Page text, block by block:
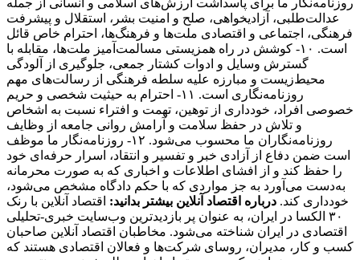
روزنامه‌نگار ما برای پاسداشت ارزش‌های اسلامی و انسانی از جمله
عدالت‌طلبی، آزادیخواهی، صلح و امنیت بشر، استقلال و پیشرفت
فرهنگی، اجتماعی و اقتصادی ملت‌ها و فرهنگ‌ها، احترام خاص قائل
است. ۱۰- کوشش در راه همزیستی مسالمت‌آمیز ملت‌ها، مقابله با
گسترش وسایل و ادوات کشتار جمعی، جلوگیری از آلودگی
محیط‌زیست و مبارزه علیه سلطه فرهنگی از رسالت‌های مهم
روزنامه‌نگاری است. ۱۱- احترام به حیثیت شخصی و حریم
خصوصی افراد، خودداری از توهین، تهمت و افتراء نسبت به اشخاص
و تلاش در حفظ سلامت و آرامش روانی جامعه از وظایف
روزنامه‌نگاران ما محسوب می‌شود. ۱۲- روزنامه‌نگار ما موظف
است ضمن دفاع از آزادی خبر و تفسیر و انتقاد، اسرار حرفه‌ای خود
را حفظ کند و از افشای اطلاعات و اخباری که به صورت محرمانه
به‌دست می‌آورد به جز مواردی که با حکم دادگاه مشخص می‌شود،
خودداری کند. درباره اقتصاد آنلاین بیشتر بدانید: اقتصاد آنلاین با رنک
۳۰ الکسا در ایران، به عنوان پر بازدیدترین وب‌سایت خبری-تحلیلی
اقتصادی در ایران شناخته می‌شود. مخاطبان اقتصاد آنلاین صاحبان
کسب و کار، مدیران، روسای شرکت‌ها و فعالان اقتصادی هستند که